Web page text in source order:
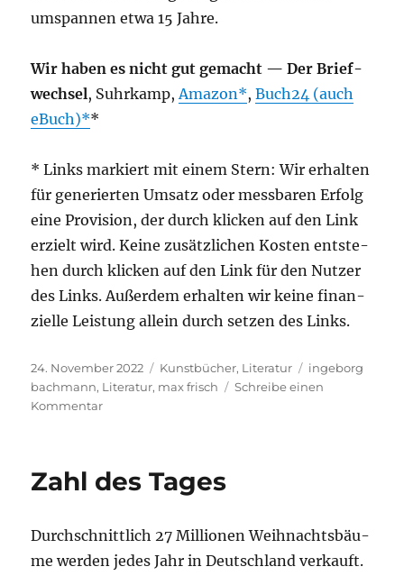
umspan­nen etwa 15 Jahre.
Wir haben es nicht gut gemacht — Der Brief­
wech­sel, Suhr­kamp,Ama­zon ,Buch24 (auch
eBuch) *
* Links mar­kiert mit einem Stern: Wir erhal­ten
für gene­rier­ten Umsatz oder mess­ba­ren Erfolg
eine Pro­vi­si­on, der durch kli­cken auf den Link
erzielt wird. Kei­ne zusätz­li­chen Kos­ten ent­ste­
hen durch kli­cken auf den Link für den Nut­zer
des Links. Außer­dem erhal­ten wir kei­ne finan­
zi­el­le Leis­tung allein durch set­zen des Links.
Veröffentlicht
am
24. November 2022 Kategorien
Kunstbücher, Literatur Schlagwörter
ingeborg
bachmann, Literatur, max frisch
Schreibe einen
Kommentarzu
Zahl des Tages
Durch­schnitt­lich 27 Mil­lio­nen Weih­nachts­bäu­
me wer­den jedes Jahr in Deutsch­land verkauft.